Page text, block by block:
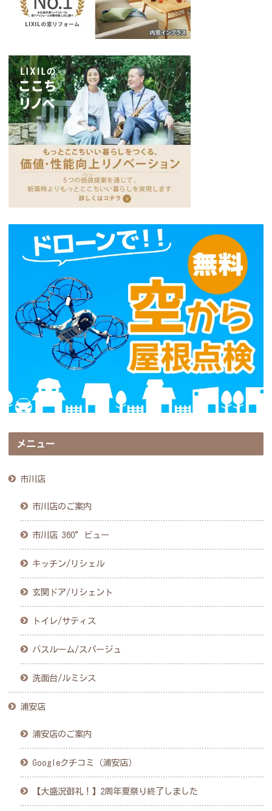
メニュー
市川店
市川店のご案内
市川店 360°ビュー
キッチン/リシェル
玄関ドア/リシェント
トイレ/サティス
バスルーム/スパージュ
洗面台/ルミシス
浦安店
浦安店のご案内
Googleクチコミ（浦安店）
【大盛況御礼！】2周年夏祭り終了しました